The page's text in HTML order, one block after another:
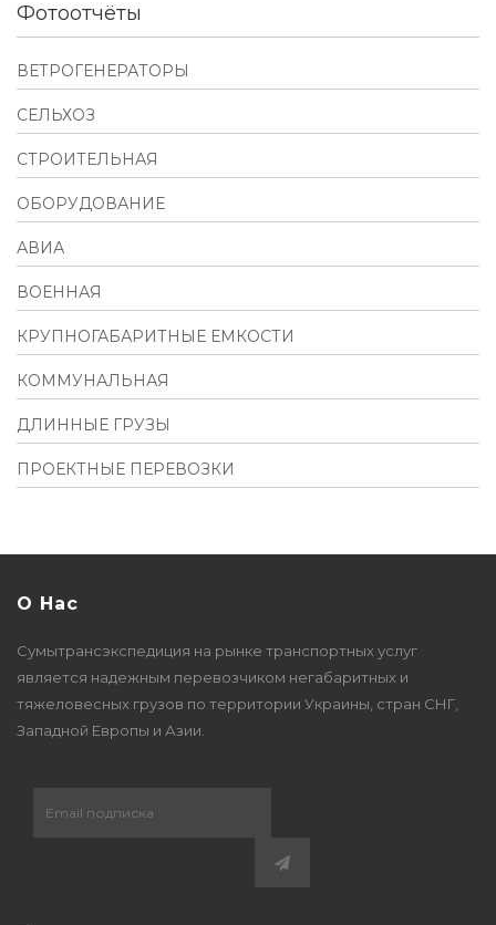
Фотоотчёты
ВЕТРОГЕНЕРАТОРЫ
СЕЛЬХОЗ
СТРОИТЕЛЬНАЯ
ОБОРУДОВАНИЕ
АВИА
ВОЕННАЯ
КРУПНОГАБАРИТНЫЕ ЕМКОСТИ
КОММУНАЛЬНАЯ
ДЛИННЫЕ ГРУЗЫ
ПРОЕКТНЫЕ ПЕРЕВОЗКИ
О Нас
Сумытрансэкспедиция на рынке транспортных услуг
является надежным перевозчиком негабаритных и
тяжеловесных грузов по территории Украины, стран СНГ,
Западной Европы и Азии.